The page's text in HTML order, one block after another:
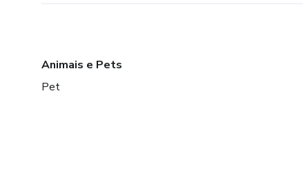
Animais e Pets
Pet